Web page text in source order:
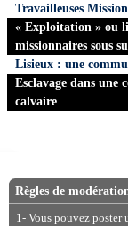
Travailleuses
« Exploitation » ou
missionnaires sous
Lisieux : une
Esclavage dans une
calvaire
Règles de
1- Vous pouvez poster